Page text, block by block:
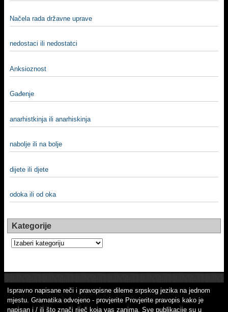
Načela rada državne uprave
nedostaci ili nedostatci
Anksioznost
Gađenje
anarhistkinja ili anarhiskinja
nabolje ili na bolje
dijete ili djete
odoka ili od oka
Kategorije
Kategorije
Ispravno napisane reči i pravopisne dileme srpskog jezika na jednom
mjestu. Gramatika odvojeno - provjerite Provjerite pravopis kako je
napisan i / ili što znači riječ koja vas zanima. Sve publikacije su u